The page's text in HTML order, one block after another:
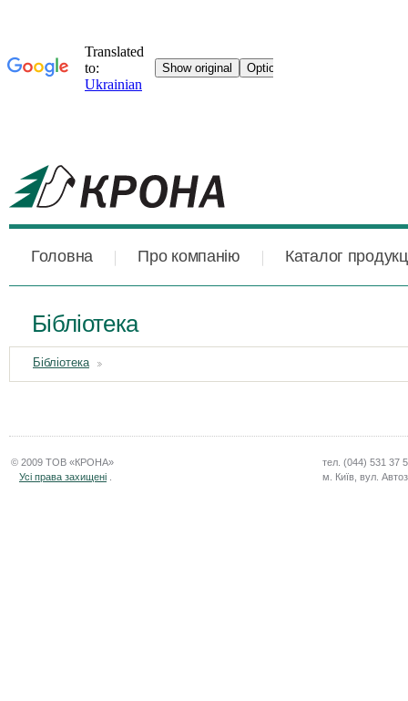
Головна Про компанію Каталог
Бібліотека
Бібліотека
© 2009 ТОВ «КРОНА»
Усі права захищені
тел. (044) 531 37
м. Київ, вул.